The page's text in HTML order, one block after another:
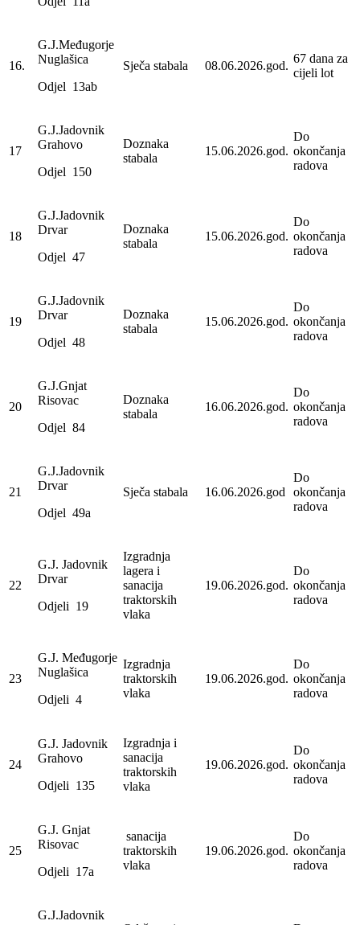
16.
G.J.Međugorje
Nuglašica
Odjel 13ab
Sječa stabala 08.06.2026.god.
67 dana za
cijeli lot
17
G.J.Jadovnik
Grahovo
Odjel 150
Doznaka
stabala
15.06.2026.god.
Do
okončanja
radova
18
G.J.Jadovnik
Drvar
Odjel 47
Doznaka
stabala
15.06.2026.god.
Do
okončanja
radova
19
G.J.Jadovnik
Drvar
Odjel 48
Doznaka
stabala
15.06.2026.god.
Do
okončanja
radova
20
G.J.Gnjat
Risovac
Odjel 84
Doznaka
stabala
16.06.2026.god.
Do
okončanja
radova
21
G.J.Jadovnik
Drvar
Odjel 49a
Sječa stabala 16.06.2026.god
Do
okončanja
radova
22
G.J. Jadovnik
Drvar
Odjeli 19
Izgradnja
lagera i
sanacija
traktorskih
vlaka
19.06.2026.god.
Do
okončanja
radova
23
G.J. Međugorje
Nuglašica
Odjeli 4
Izgradnja
traktorskih
vlaka
19.06.2026.god.
Do
okončanja
radova
24
G.J. Jadovnik
Grahovo
Odjeli 135
Izgradnja i
sanacija
traktorskih
vlaka
19.06.2026.god.
Do
okončanja
radova
25
G.J. Gnjat
Risovac
Odjeli 17a
sanacija
traktorskih
vlaka
19.06.2026.god.
Do
okončanja
radova
G.J.Jadovnik